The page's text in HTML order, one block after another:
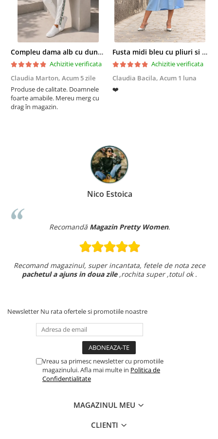
Compleu dama alb cu dungi laterale in nuante de verde si negru
Achizitie verificata
Claudia Marton, Acum 5 zile
Produse de calitate. Doamnele
foarte amabile. Mereu merg cu
drag în magazin.
Fusta midi bleu cu pliuri si buzunare
Achizitie verificata
Claudia Bacila, Acum 1 luna
❤️
Nico Estoica
Recomandă Magazin Pretty Women.
Recomand magazinul, super incantata, fetele de nota zece
pachetul a ajuns in doua zile,rochita super ,totul ok .
Newsletter Nu rata ofertele si promotiile noastre
Vreau sa primesc newsletter cu promotiile
magazinului. Afla mai multe in Politica de
Confidentialitate
MAGAZINUL MEU
CLIENTI